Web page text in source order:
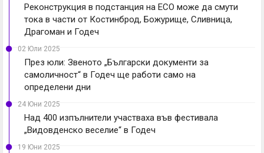
Реконструкция в подстанция на ЕСО може да смути
тока в части от Костинброд, Божурище, Сливница,
Драгоман и Годеч
02 Юли 2025
През юли: Звеното „Български документи за
самоличност“ в Годеч ще работи само на
определени дни
24 Юни 2025
Над 400 изпълнители участваха във фестивала
„Видовденско веселие“ в Годеч
19 Юни 2025